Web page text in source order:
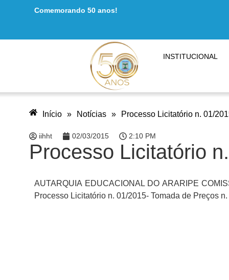
Comemorando 50 anos!
INSTITUCIONAL
Início » Notícias » Processo Licitatório n. 01/
iihht 02/03/2015 2:10 PM
Processo Licitatório
AUTARQUIA EDUCACIONAL DO ARARIPE
Processo Licitatório n. 01/2015- Tomada de Preços